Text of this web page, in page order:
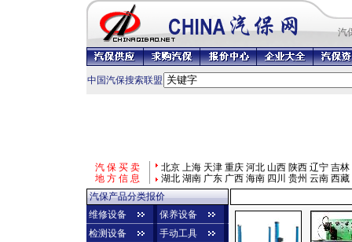
汽
中国汽保搜索联盟
汽 保 买 卖
地 方 信 息
北京 上海 天津 重庆 河北 山西 陕西 辽宁 吉林
湖北 湖南 广东 广西 海南 四川 贵州 云南 西藏
汽保产品分类报价
维修设备
保养设备
检测设备
手动工具